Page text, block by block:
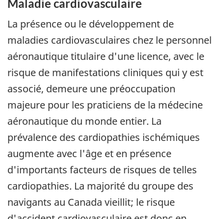
Maladie cardiovasculaire
La présence ou le développement de
maladies cardiovasculaires chez le personnel
aéronautique titulaire d'une licence, avec le
risque de manifestations cliniques qui y est
associé, demeure une préoccupation
majeure pour les praticiens de la médecine
aéronautique du monde entier. La
prévalence des cardiopathies ischémiques
augmente avec l'âge et en présence
d'importants facteurs de risques de telles
cardiopathies. La majorité du groupe des
navigants au Canada vieillit; le risque